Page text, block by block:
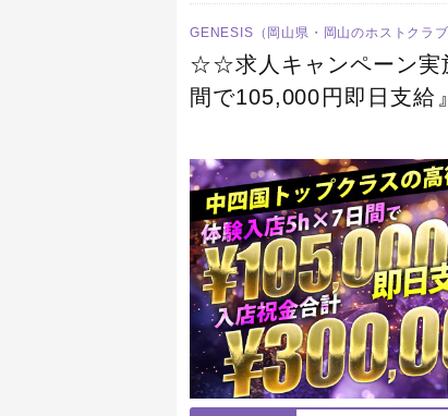
GENESIS（岡山県・岡山のホストクラブ
☆☆求人キャンペーン実
間で105,000円即日支給